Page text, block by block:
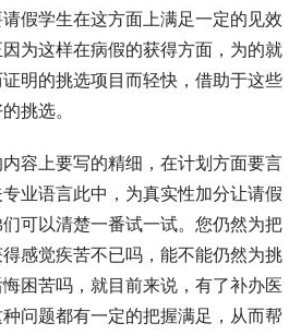
假学生在这方面上满足一定的见效
为这样在病假的获得方面，为的就
明的挑选项目而轻快，借助于这些
挑选。
容上要写的精细，在计划方面要言
业语言此中，为真实性加分让请假
可以清楚一番试一试。您仍然为把
感觉疾苦不已吗，能不能仍然为挑
困苦吗，就目前来说，有了补办医
问题都有一定的把握满足，从而帮